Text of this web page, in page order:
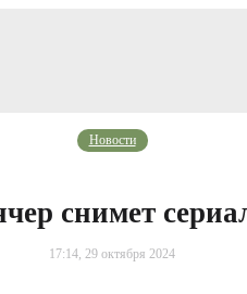
Новости
снимет
17:14, 29 октября 2024